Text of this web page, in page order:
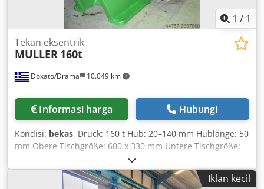
1 / 1
Doxato/Drama 10.049 km
Tekan eksentrik
MULLER 160t
Informasi harga Hubungi
Kondisi: bekas, Druck: 160 t Hub: 20–140 mm Hublänge: 50
mm Obere Tischgröße: 600 x 330 mm Untere Tischgröße:
1.000 x 700 mm Antriebsleistung: 15 kW Crodpec Nt Akjfx
Ahcef Gewicht: 10.000 kg
Iklan kecil